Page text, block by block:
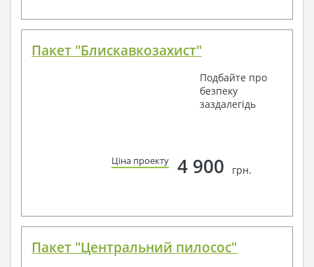
Пакет "Блискавкозахист"
Подбайте про
безпеку
заздалегідь
Ціна проекту 4 900 грн.
Пакет "Центральний пилосос"